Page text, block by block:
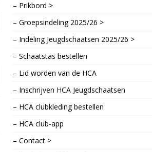
– Prikbord >
– Groepsindeling 2025/26 >
– Indeling Jeugdschaatsen 2025/26 >
– Schaatstas bestellen
– Lid worden van de HCA
– Inschrijven HCA Jeugdschaatsen
– HCA clubkleding bestellen
– HCA club-app
– Contact >